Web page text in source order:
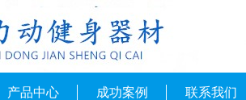
产品中心 成功案例 联系我们